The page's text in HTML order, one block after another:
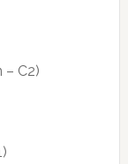
– C2)